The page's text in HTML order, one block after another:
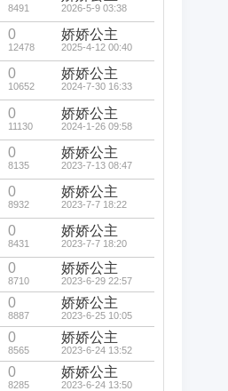
8491 2026-5-9 03:38
0
12478
娇娇公主
2025-4-12 00:40
0
10652
娇娇公主
2024-7-30 16:33
0
11130
娇娇公主
2024-1-26 09:58
0
8135
娇娇公主
2023-7-13 08:47
0
8932
娇娇公主
2023-7-7 18:22
0
8431
娇娇公主
2023-7-7 18:20
0
8710
娇娇公主
2023-6-29 22:57
0
8887
娇娇公主
2023-6-25 10:05
0
8565
娇娇公主
2023-6-24 13:52
0
8285
娇娇公主
2023-6-24 13:50